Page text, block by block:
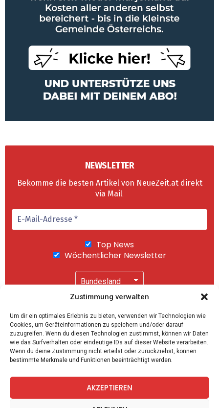
Zustimmung verwalten
Um dir ein optimales Erlebnis zu bieten, verwenden wir Technologien wie
Cookies, um Geräteinformationen zu speichern und/oder darauf
zuzugreifen. Wenn du diesen Technologien zustimmst, können wir Daten
wie das Surfverhalten oder eindeutige IDs auf dieser Website verarbeiten.
Wenn du deine Zustimmung nicht erteilst oder zurückziehst, können
bestimmte Merkmale und Funktionen beeinträchtigt werden.
AKZEPTIEREN
NEWSLETTER
Bekomme die besten Artikel von NeueZeit.at direkt
via Mail.
Top News
Wöchentlicher Newsletter
"Abonnieren" akzeptierst Du unsere
Datenschutzerklärung.